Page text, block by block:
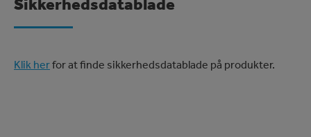
Sikkerhedsdatablade
Klik herfor at finde sikkerhedsdatablade på produkter.